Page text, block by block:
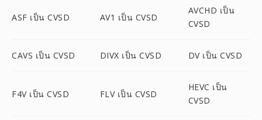
ASF เป็น CVSD AV1 เป็น CVSD
AVCHD เป็น
CVSD
CAVS เป็น CVSD DIVX เป็น CVSD DV เป็น CVSD
F4V เป็น CVSD FLV เป็น CVSD
HEVC เป็น
CVSD